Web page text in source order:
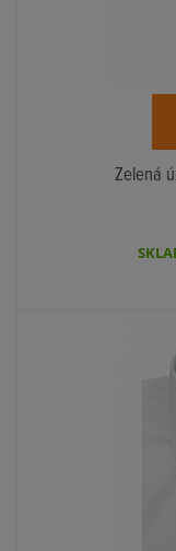
Zelená